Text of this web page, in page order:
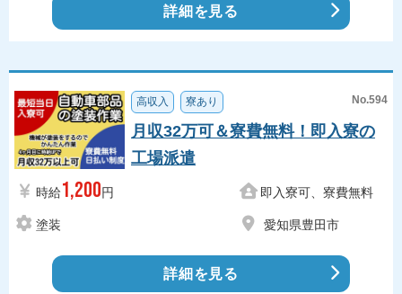
詳細を見る
高収入 寮あり No.594
月収32万可＆寮費無料！即入寮の
工場派遣
時給1,200円 即入寮可、寮費無料
塗装 愛知県豊田市
詳細を見る